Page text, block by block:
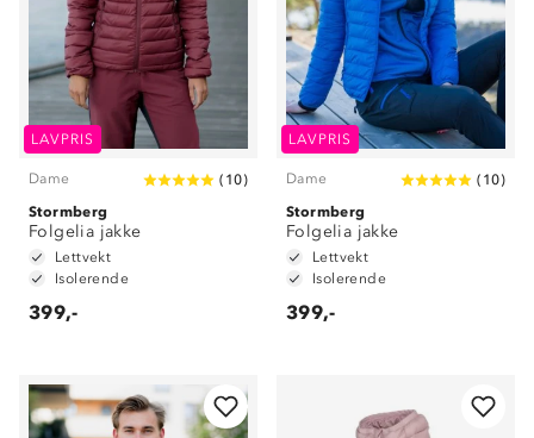
LAVPRIS
Dame ( 10)
Stormberg
Folgelia jakke
Lettvekt
Isolerende
399,-
LAVPRIS
Dame ( 10)
Stormberg
Folgelia jakke
Lettvekt
Isolerende
399,-